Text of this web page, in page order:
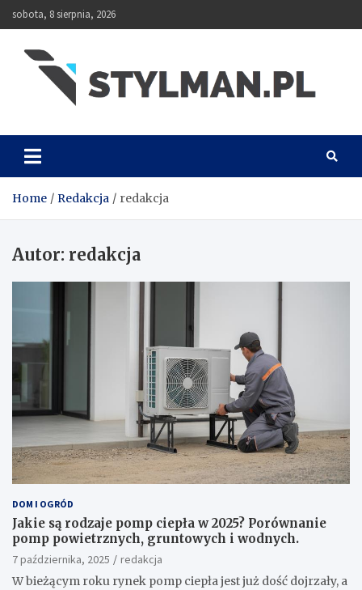
Skip
to
sobota, 8 sierpnia, 2026
Stylman
Home Redakcja redakcja
Autor: redakcja
DOM I OGRÓD
Jakie są rodzaje pomp ciepła w 2025? Porównanie
pomp powietrznych, gruntowych i wodnych.
7 października, 2025
redakcja
W bieżącym roku rynek pomp ciepła jest już dość dojrzały, a